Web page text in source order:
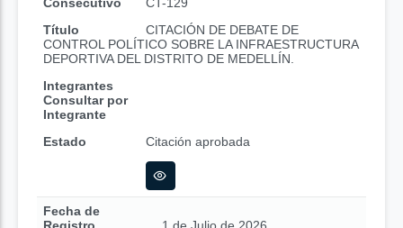
Título
CITACIÓN DE DEBATE DE
CONTROL POLÍTICO SOBRE LA INFRAESTRUCTURA
DEPORTIVA DEL DISTRITO DE MEDELLÍN.
Integrantes
Consultar por
Integrante
Estado
Citación aprobada
Fecha de